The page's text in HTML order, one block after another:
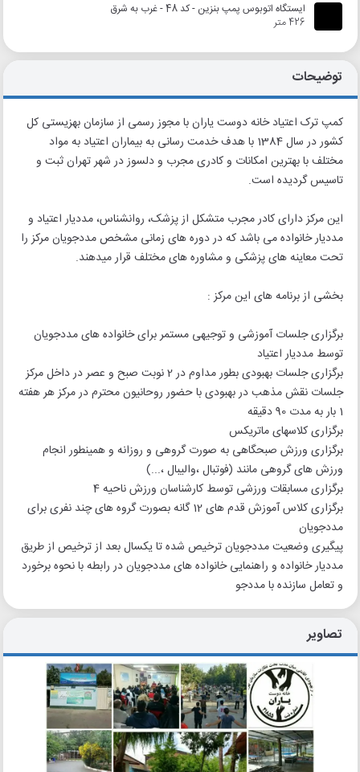
ایستگاه اتوبوس پمپ بنزین - کد 48 - غرب به شرق
426 متر
توضیحات
کمپ ترک اعتیاد خانه دوست یاران با مجوز رسمی از سازمان بهزیستی کل
کشور در سال 1384 با هدف خدمت رسانی به بیماران اعتیاد به مواد
مختلف با بهترین امکانات و کادری مجرب و دلسوز در شهر تهران ثبت و
تاسیس گردیده است.
این مرکز دارای کادر مجرب متشکل از پزشک، روانشناس، مددیار اعتیاد و
مددیار خانواده می باشد که در دوره های زمانی مشخص مددجویان مرکز را
تحت معاینه های پزشکی و مشاوره های مختلف قرار میدهند.
بخشی از برنامه های این مرکز :
برگزاری جلسات آموزشی و توجیهی مستمر برای خانواده های مددجویان
توسط مددیار اعتیاد
برگزاری جلسات بهبودی بطور مداوم در 2 نوبت صبح و عصر در داخل مرکز
جلسات نقش مذهب در بهبودی با حضور روحانیون محترم در مرکز هر هفته
1 بار به مدت 90 دقیقه
برگزاری کلاسهای ماتریکس
برگزاری ورزش صبحگاهی به صورت گروهی و روزانه و همینطور انجام
ورزش های گروهی مانند (فوتبال ،والیبال ،...)
برگزاری مسابقات ورزشی توسط کارشناسان ورزش ناحیه 4
برگزاری کلاس آموزش قدم های 12 گانه بصورت گروه های چند نفری برای
مددجویان
پیگیری وضعیت مددجویان ترخیص شده تا یکسال بعد از ترخیص از طریق
مددیار خانواده و راهنمایی خانواده های مددجویان در رابطه با نحوه برخورد
و تعامل سازنده با مددجو
تصاویر